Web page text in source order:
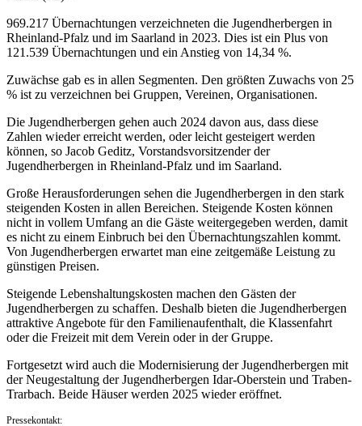
969.217 Übernachtungen verzeichneten die Jugendherbergen in
Rheinland-Pfalz und im Saarland in 2023. Dies ist ein Plus von
121.539 Übernachtungen und ein Anstieg von 14,34 %.
Zuwächse gab es in allen Segmenten. Den größten Zuwachs von 25
% ist zu verzeichnen bei Gruppen, Vereinen, Organisationen.
Die Jugendherbergen gehen auch 2024 davon aus, dass diese
Zahlen wieder erreicht werden, oder leicht gesteigert werden
können, so Jacob Geditz, Vorstandsvorsitzender der
Jugendherbergen in Rheinland-Pfalz und im Saarland.
Große Herausforderungen sehen die Jugendherbergen in den stark
steigenden Kosten in allen Bereichen. Steigende Kosten können
nicht in vollem Umfang an die Gäste weitergegeben werden, damit
es nicht zu einem Einbruch bei den Übernachtungszahlen kommt.
Von Jugendherbergen erwartet man eine zeitgemäße Leistung zu
günstigen Preisen.
Steigende Lebenshaltungskosten machen den Gästen der
Jugendherbergen zu schaffen. Deshalb bieten die Jugendherbergen
attraktive Angebote für den Familienaufenthalt, die Klassenfahrt
oder die Freizeit mit dem Verein oder in der Gruppe.
Fortgesetzt wird auch die Modernisierung der Jugendherbergen mit
der Neugestaltung der Jugendherbergen Idar-Oberstein und Traben-
Trarbach. Beide Häuser werden 2025 wieder eröffnet.
Pressekontakt: